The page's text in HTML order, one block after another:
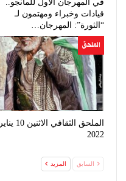
في المهرجان الأول للمانجو..
قيادات وخبراء ومهتمون لـ
“الثورة”: المهرجان…
الملحق
الملحق الثقافي الاثنين 10 يناير
2022
السابق المزيد